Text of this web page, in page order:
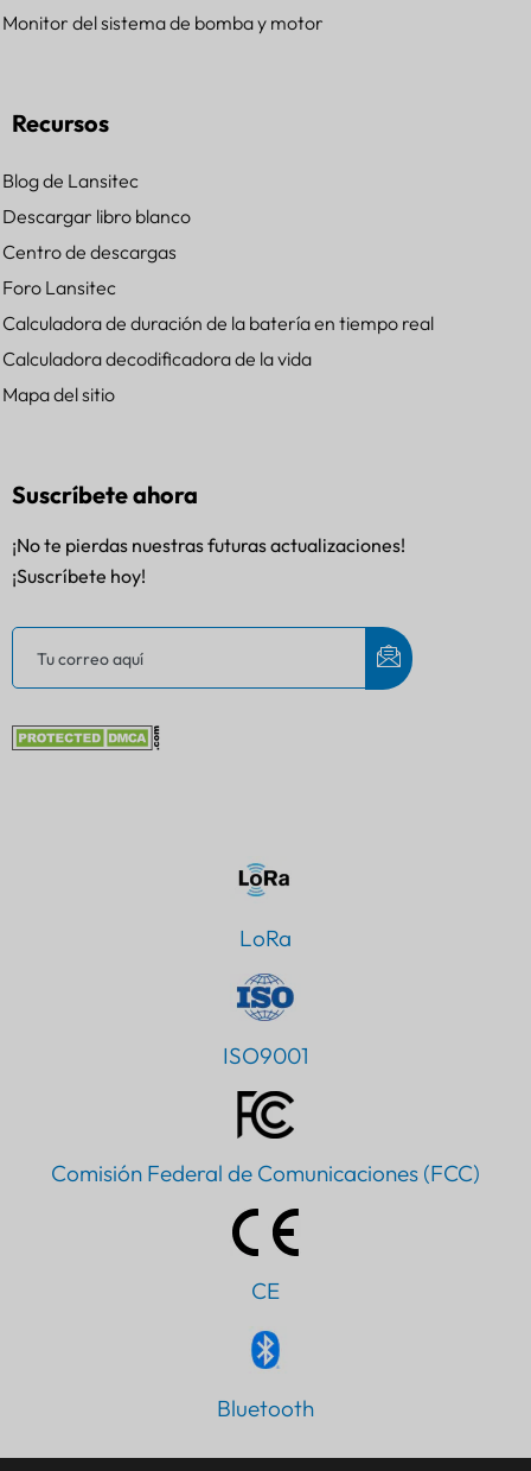
Monitor del sistema de bomba y motor
Recursos
Blog de Lansitec
Descargar libro blanco
Centro de descargas
Foro Lansitec
Calculadora de duración de la batería en tiempo real
Calculadora decodificadora de la vida
Mapa del sitio
Suscríbete ahora
¡No te pierdas nuestras futuras actualizaciones!
¡Suscríbete hoy!
LoRa
ISO9001
Comisión Federal de Comunicaciones (FCC)
CE
Bluetooth